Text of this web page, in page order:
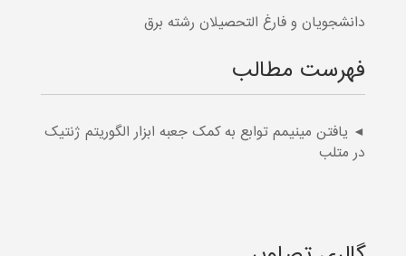
دانشجویان و فارغ التحصیلان رشته برق
فهرست مطالب
◄ یافتن مینیمم توابع به کمک جعبه ابزار الگوریتم ژنتیک
در متلب